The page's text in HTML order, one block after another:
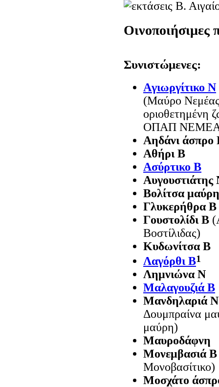
Oινοποιήσιμες
Συνιστώμενες:
Aγιωργίτικο N
(Mαύρο
οριοθετημένη
OΠAΠ
Αηδάνι άσπρο
Αθήρι Β
Aσύρτικο B
Αυγουστιάτης
Βολίτσα
Γλυκερήθρα Β
Γουστολίδι Β
Βοστίλιδας)
Κυδωνίτσα Β
Λαγόρθι B1
Λημνιώνα Ν
Mαλαγουζιά B
Μανδηλαριά Ν
Δουμπραίνα
μαύρη)
Μαυροδάφνη
Μονεμβασιά Β
Μονοβασίτικο)
Μοσχάτο